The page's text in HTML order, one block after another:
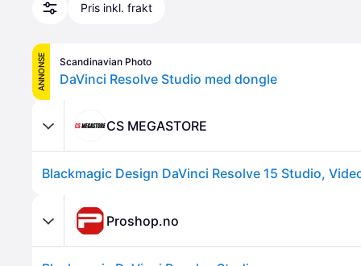
Pris inkl. frakt
ANNONSE Scandinavian Photo
DaVinci Resolve Studio med dongle
CS MEGASTORE
Blackmagic Design DaVinci Resolve 15 Studio,
Proshop.no